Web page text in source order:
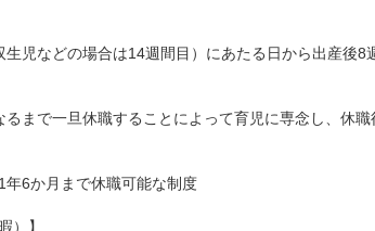
生児などの場合は14週間目）にあたる日から出産後
まで一旦休職することによって育児に専念し、休
6か月まで休職可能な制度
）】